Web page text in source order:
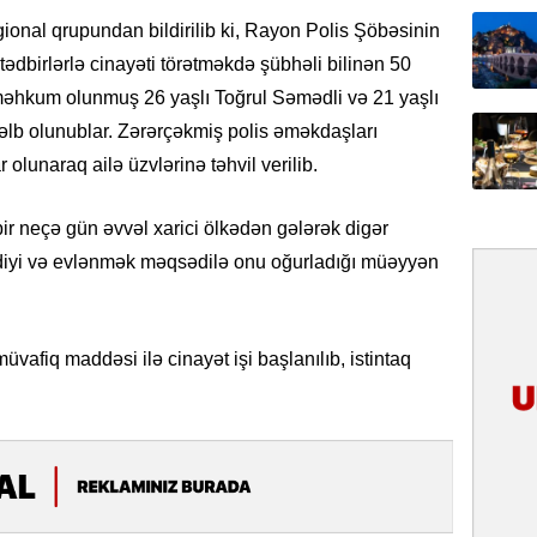
qrupundan bildirilib ki, Rayon Polis Şöbəsinin
cinayəti törətməkdə şübhəli bilinən 50
olunmuş 26 yaşlı Toğrul Səmədli və 21 yaşlı
olunublar. Zərərçəkmiş polis əməkdaşları
olunaraq ailə üzvlərinə təhvil verilib.
neçə gün əvvəl xarici ölkədən gələrək digər
və evlənmək məqsədilə onu oğurladığı müəyyən
maddəsi ilə cinayət işi başlanılıb, istintaq
Yeni
ŞƏRH
Asiya